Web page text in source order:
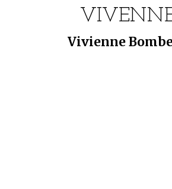
Vivienne